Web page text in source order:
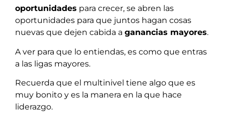
oportunidades para crecer, se abren las
oportunidades para que juntos hagan cosas
nuevas que dejen cabida a ganancias mayores.
A ver para que lo entiendas, es como que entras
a las ligas mayores.
Recuerda que el multinivel tiene algo que es
muy bonito y es la manera en la que hace
liderazgo.